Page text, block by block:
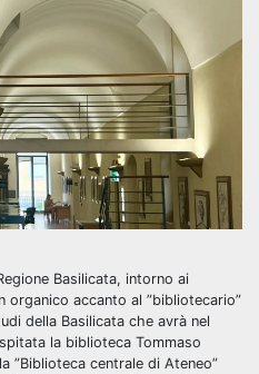
Basilicata, intorno ai
organico accanto al ”bibliotecario”
della Basilicata che avrà nel
la biblioteca Tommaso
”Biblioteca centrale di Ateneo”